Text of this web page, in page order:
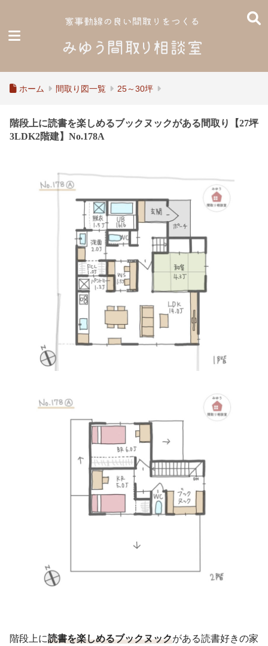
ホーム 間取り図一覧 25～30坪
階段上に読書を楽しめるブックヌックがある間取り【27坪
3LDK2階建】No.178A
階段上に読書を楽しめるブックヌックがある読書好きの家